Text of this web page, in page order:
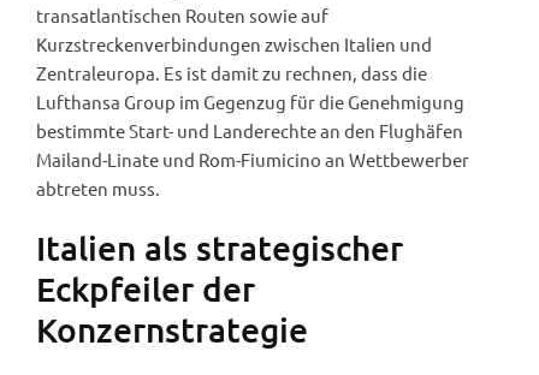
transatlantischen Routen sowie auf
Kurzstreckenverbindungen zwischen Italien und
Zentraleuropa. Es ist damit zu rechnen, dass die
Lufthansa Group im Gegenzug für die Genehmigung
bestimmte Start- und Landerechte an den Flughäfen
Mailand-Linate und Rom-Fiumicino an Wettbewerber
abtreten muss.
Italien als strategischer
Eckpfeiler der
Konzernstrategie